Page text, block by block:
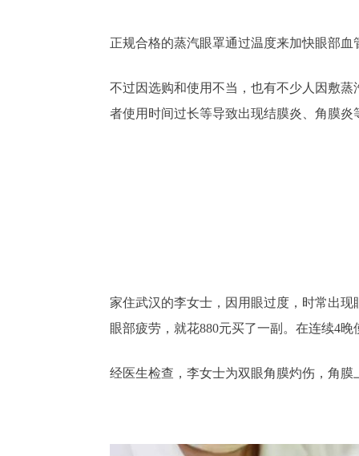
正规合格的蒸汽眼罩通过温度来加快眼部
不过因选购和使用不当，也有不少人因敷
者使用时间过长等导致出现结膜炎、角膜
家住武汉的李女士，因用眼过度，时常出
眼部疲劳，就花880元买了一副。在连续4
经医生检查，李女士为双眼角膜灼伤，角